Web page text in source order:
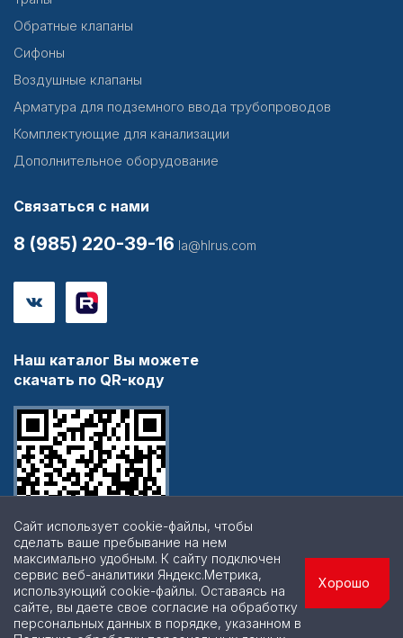
Обратные клапаны
Сифоны
Воздушные клапаны
Арматура для подземного ввода трубопроводов
Комплектующие для канализации
Дополнительное оборудование
Связаться с нами
8 (985) 220-39-16 la@hlrus.com
Наш каталог Вы можете
скачать по QR-коду
© 2026 | Все права защищены
Сайт использует cookie-файлы, чтобы
сделать ваше пребывание на нем
максимально удобным. К cайту подключен
сервис веб-аналитики Яндекс.Метрика,
использующий cookie-файлы. Оставаясь на
сайте, вы даете свое согласие на обработку
персональных данных в порядке, указанном в
Хорошо